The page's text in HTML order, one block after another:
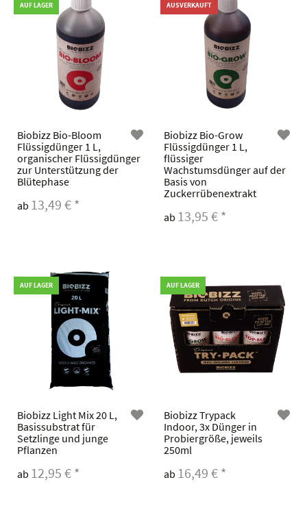
AUF LAGER
Biobizz Bio-Bloom
Flüssigdünger 1 L,
organischer Flüssigdünger
zur Unterstützung der
Blütephase
ab 13,49 € *
AUSVERKAUFT
Biobizz Bio-Grow
Flüssigdünger 1 L,
flüssiger
Wachstumsdünger auf der
Basis von
Zuckerrübenextrakt
ab 13,95 € *
AUF LAGER
Biobizz Light Mix 20 L,
Basissubstrat für
Setzlinge und junge
Pflanzen
ab 12,95 € *
AUF LAGER
Biobizz Trypack
Indoor, 3x Dünger in
Probiergröße, jeweils
250ml
ab 16,49 € *